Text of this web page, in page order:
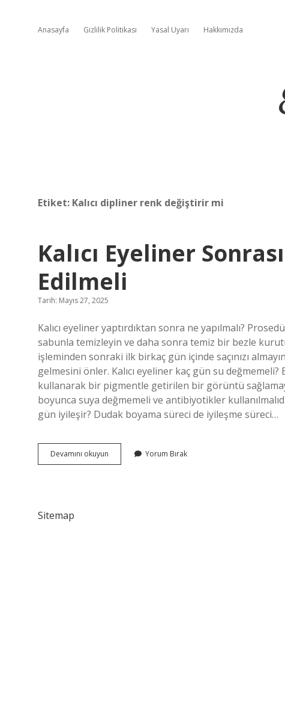
Anasayfa Gizlilik Politikası Yasal Uyarı Hakkımızda
Etiket: Kalıcı dipliner renk değiştirir mi
Kalıcı Eyeliner
Edilmeli
Tarih: Mayıs 27, 2025
Kalıcı eyeliner yaptırdıktan sonra ne yapılmalı?
sabunla temizleyin ve daha sonra temiz bir bezle
işleminden sonraki ilk birkaç gün içinde saçınızı
gelmesini önler. Kalıcı eyeliner kaç gün su
kullanarak bir pigmentle getirilen bir görüntü
boyunca suya değmemeli ve antibiyotikler
gün iyileşir? Dudak boyama süreci de iyileşme süreci…
Devamını okuyun
Eyeliner
Yorum Bırak
Sitemap